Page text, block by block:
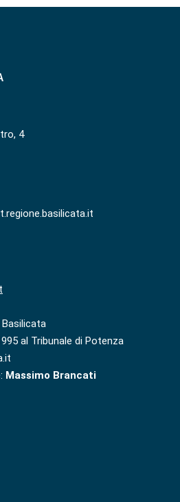
4
Basilicata
al Tribunale di Potenza
Massimo Brancati